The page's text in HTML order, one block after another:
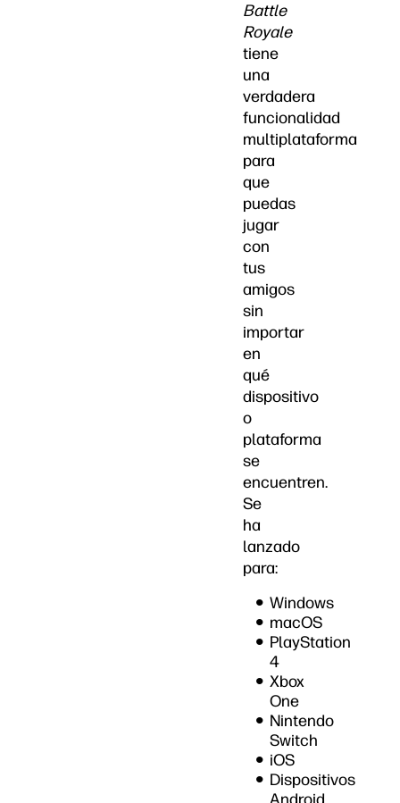
Battle
Royale
tiene
una
verdadera
funcionalidad
multiplataforma
para
que
puedas
jugar
con
tus
amigos
sin
importar
en
qué
dispositivo
o
plataforma
se
encuentren.
Se
ha
lanzado
para:
Windows
macOS
PlayStation
4
Xbox
One
Nintendo
Switch
iOS
Dispositivos